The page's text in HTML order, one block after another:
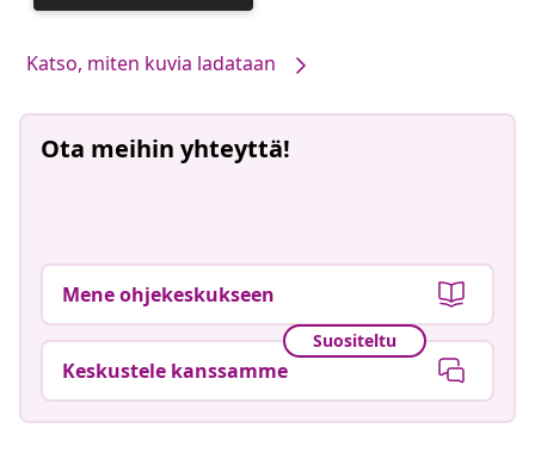
Katso, miten kuvia ladataan
Ota meihin yhteyttä!
Mene ohjekeskukseen
Suositeltu
Keskustele kanssamme